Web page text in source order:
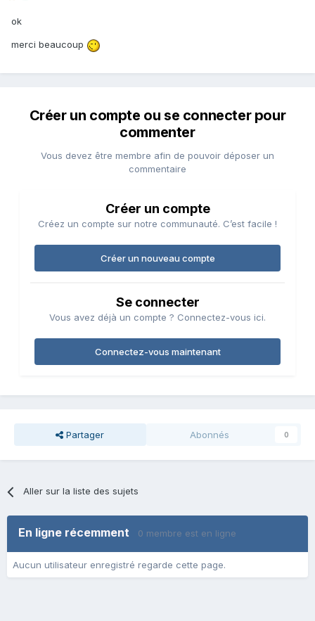
ok
merci beaucoup
Créer un compte ou se connecter pour
commenter
Vous devez être membre afin de pouvoir déposer un
commentaire
Créer un compte
Créez un compte sur notre communauté. C’est facile !
Créer un nouveau compte
Se connecter
Vous avez déjà un compte ? Connectez-vous ici.
Connectez-vous maintenant
Partager Abonnés 0
Aller sur la liste des sujets
En ligne récemment 0 membre est en ligne
Aucun utilisateur enregistré regarde cette page.